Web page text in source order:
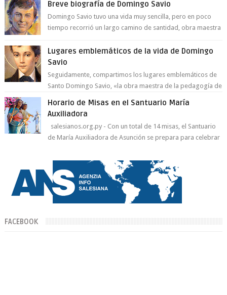
Breve biografía de Domingo Savio
Domingo Savio tuvo una vida muy sencilla, pero en poco
tiempo recorrió un largo camino de santidad, obra maestra
Lugares emblemáticos de la vida de Domingo
Savio
Seguidamente, compartimos los lugares emblemáticos de
Santo Domingo Savio, «la obra maestra de la pedagogía de
Horario de Misas en el Santuario María
Auxiliadora
salesianos.org.py - Con un total de 14 misas, el Santuario
de María Auxiliadora de Asunción se prepara para celebrar
FACEBOOK